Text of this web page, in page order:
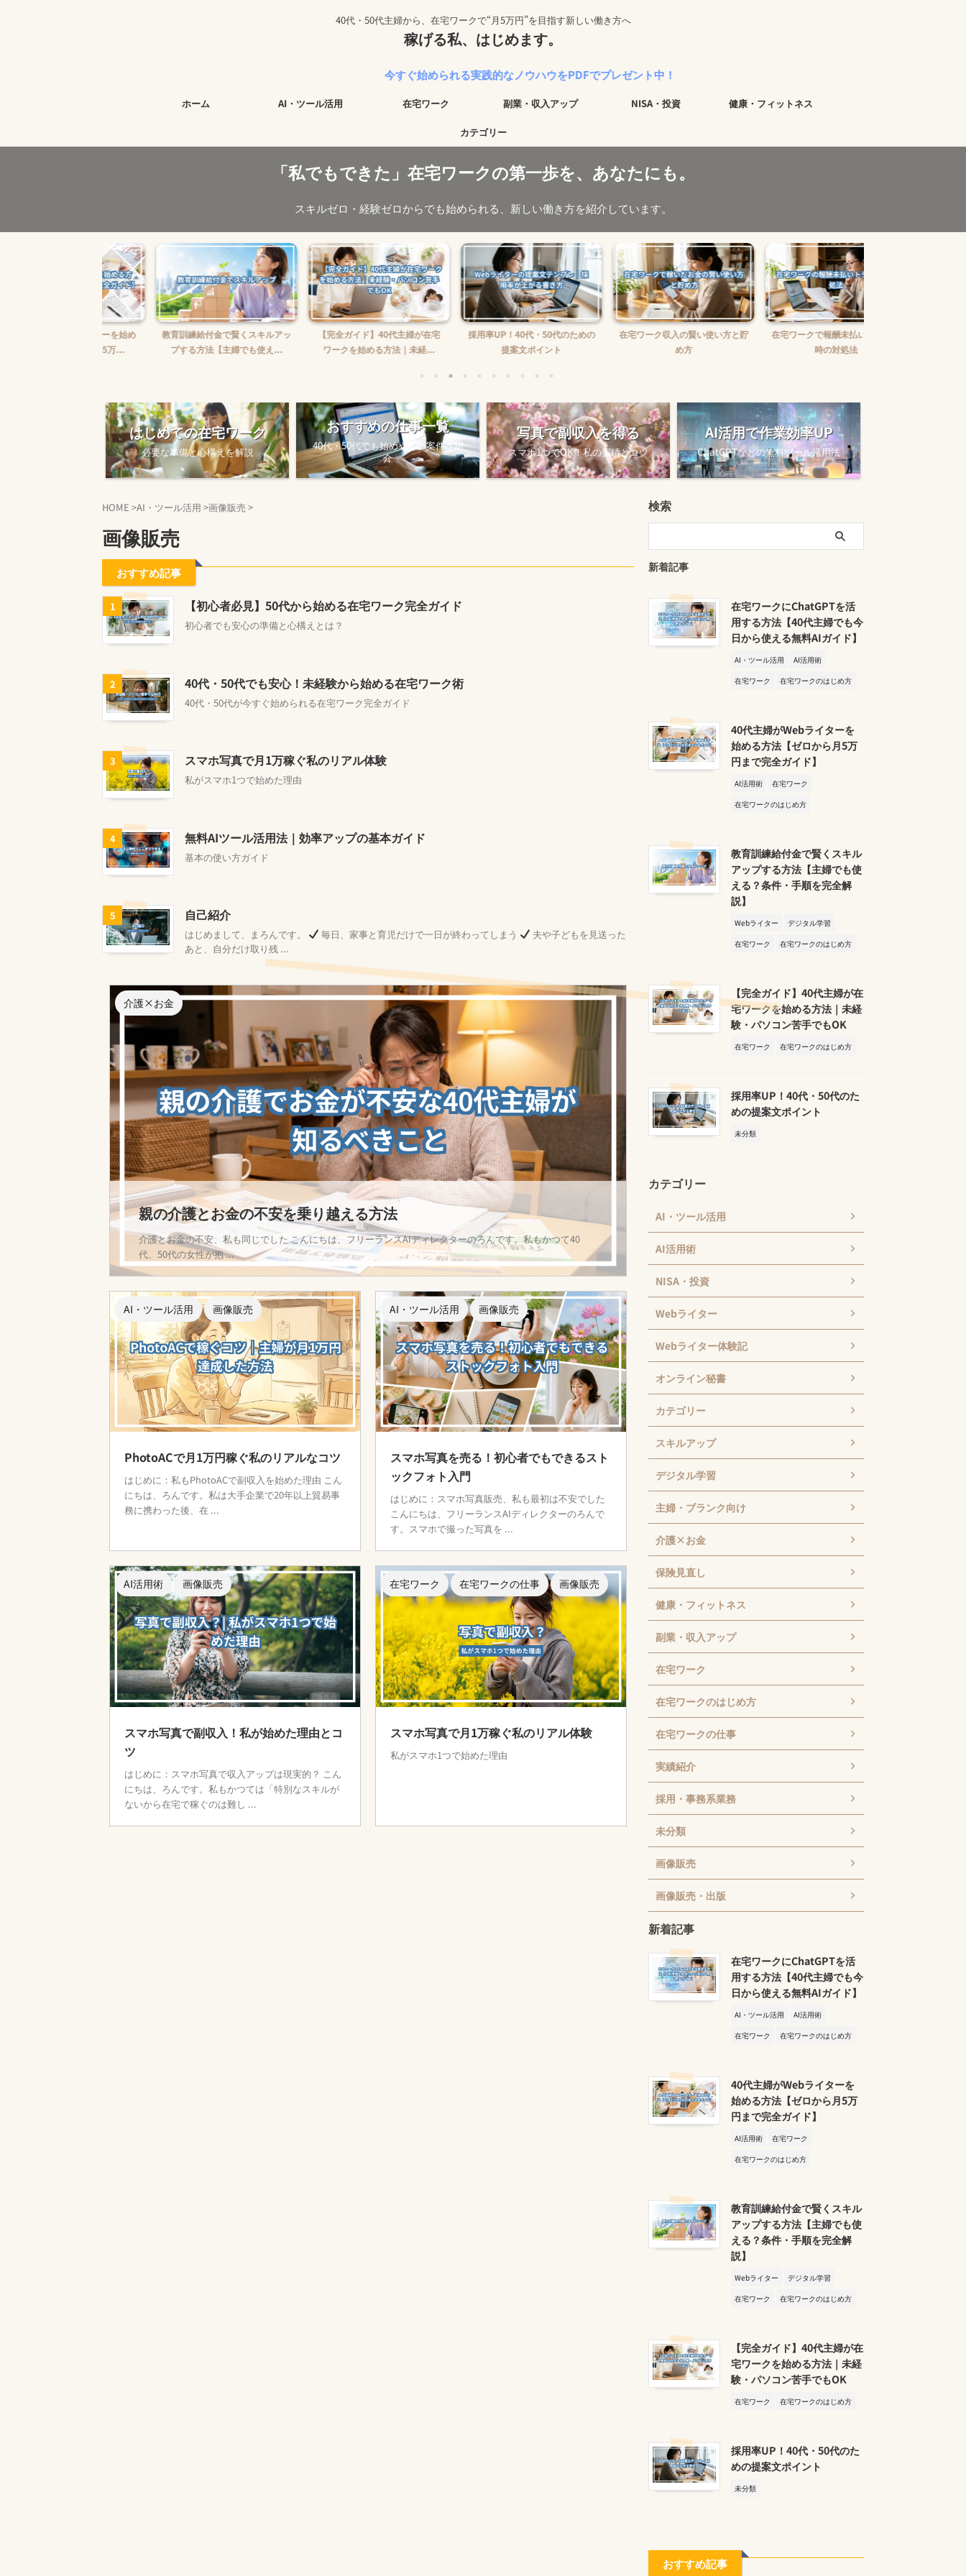
40代・50代主婦から、在宅ワークで“月5万円”を目指す新しい働き方へ
稼げる私、はじめます。
今すぐ始められる実践的なノウハウをPDFでプレゼント中！
ホーム AI・ツール活用 在宅ワーク 副業・収入アップ NISA・投資 健康・フィットネス
カテゴリー
「私でもできた」在宅ワークの第一歩を、あなたにも。
スキルゼロ・経験ゼロからでも始められる、新しい働き方を紹介しています。
教育訓練給付金で賢くスキルアッ
プする方法【主婦でも使え...
【完全ガイド】40代主婦が在宅
ワークを始める方法｜未経...
採用率UP！40代・50代のための
提案文ポイント
在宅ワーク収入の賢い使い方と貯
在宅ワークで報酬未払いに困った
はじめての在宅ワーク
必要な準備と心構えを解説
おすすめの仕事一覧
40代・50代でも始めやすい案件を紹
介
写真で副収入を得る
スマホ1つでOK！私の実績とコツ
AI活用で作業効率UP
ChatGPTなどの無料ツール活用法
HOME >AI・ツール活用 >画像販売 >
画像販売
おすすめ記事
1 【初心者必見】50代から始める在宅ワーク完全ガイド
初心者でも安心の準備と心構えとは？
2 40代・50代でも安心！未経験から始める在宅ワーク術
40代・50代が今すぐ始められる在宅ワーク完全ガイド
3 スマホ写真で月1万稼ぐ私のリアル体験
私がスマホ1つで始めた理由
4 無料AIツール活用法｜効率アップの基本ガイド
基本の使い方ガイド
5 自己紹介
はじめまして、まろんです。 毎日、家事と育児だけで一日が終わってしまう
夫や子どもを見送った
あと、自分だけ取り残 ...
介護×お金
親の介護とお金の不安を乗り越える方法
介護とお金の不安、私も同じでした こんにちは、フリーランスAIディレクターのろんです。私もかつて40
代、50代の女性が抱 ...
AI・ツール活用 画像販売
PhotoACで月1万円稼ぐ私のリアルなコツ
はじめに：私もPhotoACで副収入を始めた理由 こん
にちは、ろんです。私は大手企業で20年以上貿易事
務に携わった後、在 ...
AI・ツール活用 画像販売
スマホ写真を売る！初心者でもできるスト
ックフォト入門
はじめに：スマホ写真販売、私も最初は不安でした
こんにちは、フリーランスAIディレクターのろんで
す。スマホで撮った写真を ...
AI活用術 画像販売
スマホ写真で副収入！私が始めた理由とコ
ツ
はじめに：スマホ写真で収入アップは現実的？ こん
にちは、ろんです。私もかつては「特別なスキルが
ないから在宅で稼ぐのは難し ...
在宅ワーク 在宅ワークの仕事 画像販売
スマホ写真で月1万稼ぐ私のリアル体験
私がスマホ1つで始めた理由
検索
新着記事
在宅ワークにChatGPTを活
用する方法【40代主婦でも今
日から使える無料AIガイド】
AI・ツール活用
AI活用術
在宅ワーク
在宅ワークのはじめ方
40代主婦がWebライターを
始める方法【ゼロから月5万
円まで完全ガイド】
AI活用術
在宅ワーク
在宅ワークのはじめ方
教育訓練給付金で賢くスキル
アップする方法【主婦でも使
える？条件・手順を完全解
説】
Webライター
デジタル学習
在宅ワーク
在宅ワークのはじめ方
【完全ガイド】40代主婦が在
宅ワークを始める方法｜未経
験・パソコン苦手でもOK
在宅ワーク 在宅ワークのはじめ方
採用率UP！40代・50代のた
めの提案文ポイント
未分類
カテゴリー
AI・ツール活用
AI活用術
NISA・投資
Webライター
Webライター体験記
オンライン秘書
カテゴリー
スキルアップ
デジタル学習
主婦・ブランク向け
介護×お金
保険見直し
健康・フィットネス
副業・収入アップ
在宅ワーク
在宅ワークのはじめ方
在宅ワークの仕事
実績紹介
採用・事務系業務
未分類
画像販売
画像販売・出版
新着記事
在宅ワークにChatGPTを活
用する方法【40代主婦でも今
日から使える無料AIガイド】
AI・ツール活用
AI活用術
在宅ワーク
在宅ワークのはじめ方
40代主婦がWebライターを
始める方法【ゼロから月5万
円まで完全ガイド】
AI活用術
在宅ワーク
在宅ワークのはじめ方
教育訓練給付金で賢くスキル
アップする方法【主婦でも使
える？条件・手順を完全解
説】
Webライター
デジタル学習
在宅ワーク
在宅ワークのはじめ方
【完全ガイド】40代主婦が在
宅ワークを始める方法｜未経
験・パソコン苦手でもOK
在宅ワーク 在宅ワークのはじめ方
採用率UP！40代・50代のた
めの提案文ポイント
未分類
おすすめ記事